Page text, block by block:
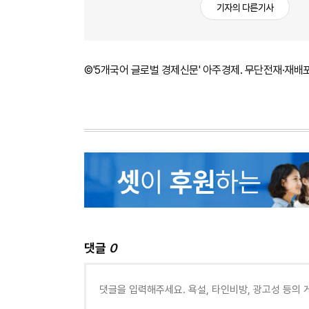
기자의 다른기사
©'5개국어 글로벌 경제신문' 아주경제. 무단전재·재배
댓글 0